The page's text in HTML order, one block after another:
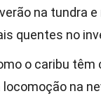
na tundra
quentes no
o caribu têm
na